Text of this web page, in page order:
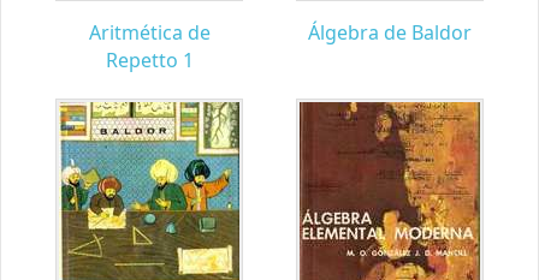
Aritmética de
Repetto 1
Álgebra de Baldor